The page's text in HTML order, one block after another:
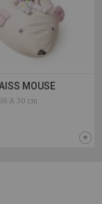
MOUSE
A 30 cm